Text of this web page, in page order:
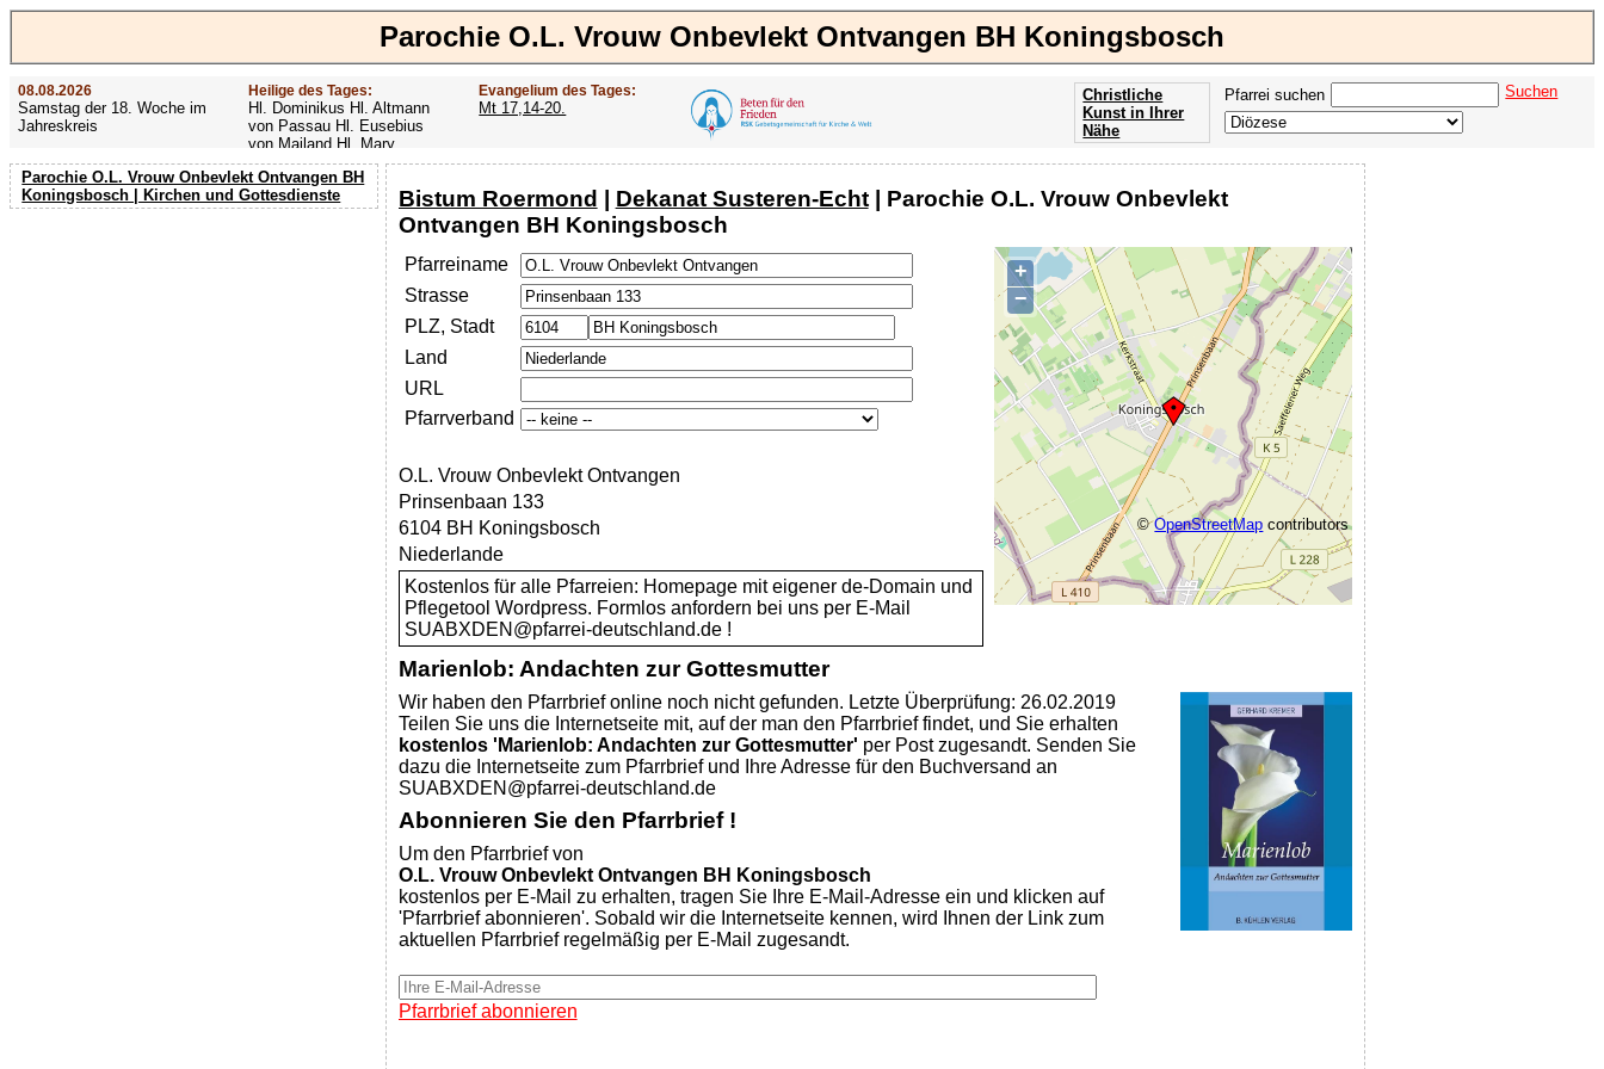
Parochie O.L. Vrouw Onbevlekt Ontvangen BH Koningsbosch
08.08.2026
Samstag der 18. Woche im
Jahreskreis
Heilige des Tages:
Hl. Dominikus Hl. Altmann
von Passau Hl. Eusebius
von Mailand Hl. Mary
MacKillop Hl. Cyriakus Hl.
Hildiger Vierzehn heilige
Nothelfer Hl. Famian Hl.
Evangelium des Tages:
Mt 17,14-20.
Pfarrei suchen Suchen
Christliche
Kunst in Ihrer
Nähe
Parochie O.L. Vrouw Onbevlekt Ontvangen BH
Koningsbosch | Kirchen und Gottesdienste
Bistum Roermond | Dekanat Susteren-Echt| Parochie O.L. Vrouw Onbevlekt
Ontvangen BH Koningsbosch
+
−
©OpenStreetMap contributors
Pfarreiname
Strasse
PLZ, Stadt
Land
URL
Pfarrverband
O.L. Vrouw Onbevlekt Ontvangen
Prinsenbaan 133
6104 BH Koningsbosch
Niederlande
Kostenlos für alle Pfarreien: Homepage mit eigener de-Domain und
Pflegetool Wordpress. Formlos anfordern bei uns per E-Mail
SUABXDEN@pfarrei-deutschland.de !
Marienlob: Andachten zur Gottesmutter
Wir haben den Pfarrbrief online noch nicht gefunden. Letzte Überprüfung: 26.02.2019
Teilen Sie uns die Internetseite mit, auf der man den Pfarrbrief findet, und Sie erhalten
kostenlos 'Marienlob: Andachten zur Gottesmutter' per Post zugesandt. Senden Sie
dazu die Internetseite zum Pfarrbrief und Ihre Adresse für den Buchversand an
SUABXDEN@pfarrei-deutschland.de
Abonnieren Sie den Pfarrbrief !
Um den Pfarrbrief von
O.L. Vrouw Onbevlekt Ontvangen BH Koningsbosch
kostenlos per E-Mail zu erhalten, tragen Sie Ihre E-Mail-Adresse ein und klicken auf
'Pfarrbrief abonnieren'. Sobald wir die Internetseite kennen, wird Ihnen der Link zum
aktuellen Pfarrbrief regelmäßig per E-Mail zugesandt.
Pfarrbrief abonnieren